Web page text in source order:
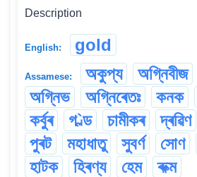
Description
English: gold
Assamese: অকুপ্য অগ্নিবীজ
অগ্নিভ
অগ্নিৰেতঃ কনক
কৰ্বুৰ
গ`ল্ড চামীকৰ দ্ৰৱিণ
পুৰট
মহাধাতু সুবৰ্ণ সোণ
হাটক
হিৰণ্য হেম ৰুক্ম